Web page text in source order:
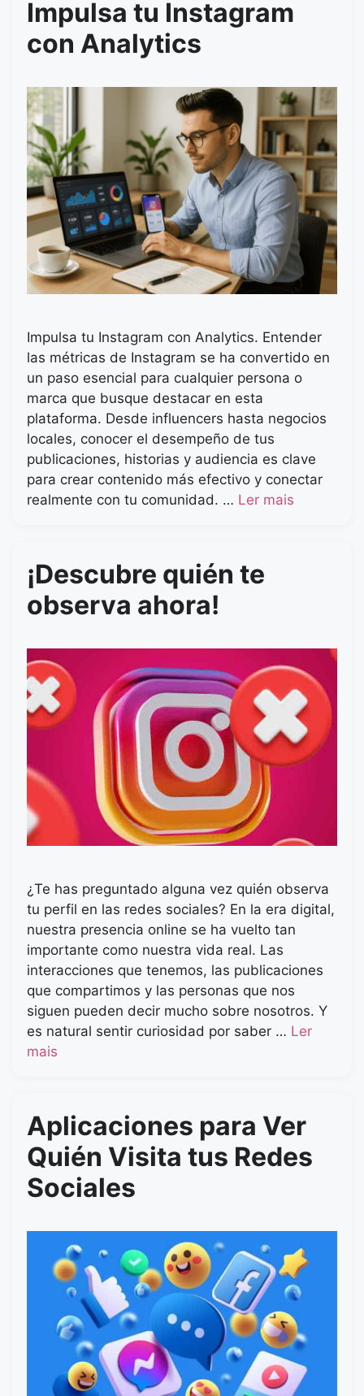
Impulsa tu Instagram
con Analytics
Impulsa tu Instagram con Analytics. Entender
las métricas de Instagram se ha convertido en
un paso esencial para cualquier persona o
marca que busque destacar en esta
plataforma. Desde influencers hasta negocios
locales, conocer el desempeño de tus
publicaciones, historias y audiencia es clave
para crear contenido más efectivo y conectar
realmente con tu comunidad. … Ler mais
¡Descubre quién te
observa ahora!
¿Te has preguntado alguna vez quién observa
tu perfil en las redes sociales? En la era digital,
nuestra presencia online se ha vuelto tan
importante como nuestra vida real. Las
interacciones que tenemos, las publicaciones
que compartimos y las personas que nos
siguen pueden decir mucho sobre nosotros. Y
es natural sentir curiosidad por saber … Ler
mais
Aplicaciones para Ver
Quién Visita tus Redes
Sociales